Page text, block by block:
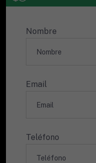
Nombre
Email
Teléfono